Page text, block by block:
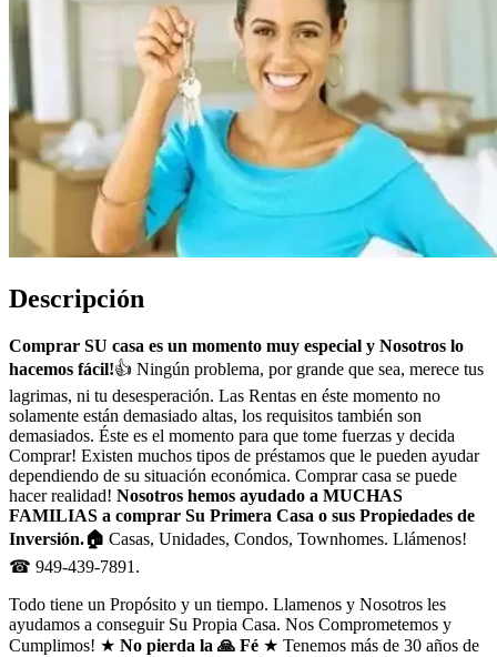
Descripción
Comprar SU casa es un momento muy especial y Nosotros lo
hacemos fácil!👍 Ningún problema, por grande que sea, merece tus
lagrimas, ni tu desesperación. Las Rentas en éste momento no
solamente están demasiado altas, los requisitos también son
demasiados. Éste es el momento para que tome fuerzas y decida
Comprar! Existen muchos tipos de préstamos que le pueden ayudar
dependiendo de su situación económica. Comprar casa se puede
hacer realidad! Nosotros hemos ayudado a MUCHAS
FAMILIAS a comprar Su Primera Casa o sus Propiedades de
Inversión.🏠 Casas, Unidades, Condos, Townhomes. Llámenos!
☎ 949-439-7891.
Todo tiene un Propósito y un tiempo. Llamenos y Nosotros les
ayudamos a conseguir Su Propia Casa. Nos Comprometemos y
Cumplimos! ★ No pierda la 🙏 Fé ★ Tenemos más de 30 años de